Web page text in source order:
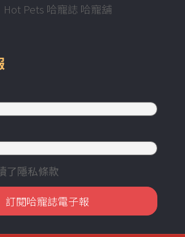
Hot Pets 哈寵誌 哈寵舖
了隱私條款